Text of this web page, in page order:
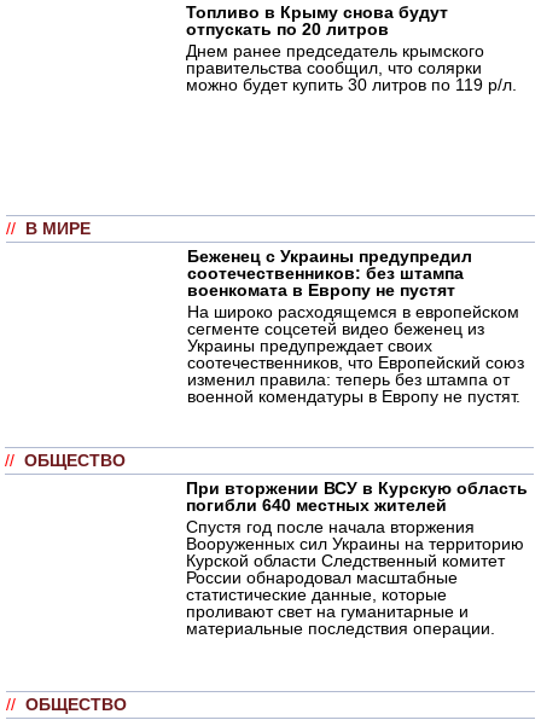
Топливо в Крыму снова будут
отпускать по 20 литров
Днем ранее председатель крымского
правительства сообщил, что солярки
можно будет купить 30 литров по 119 р/л.
// В МИРЕ
Беженец с Украины предупредил
соотечественников: без штампа
военкомата в Европу не пустят
На широко расходящемся в европейском
сегменте соцсетей видео беженец из
Украины предупреждает своих
соотечественников, что Европейский союз
изменил правила: теперь без штампа от
военной комендатуры в Европу не пустят.
// ОБЩЕСТВО
При вторжении ВСУ в Курскую область
погибли 640 местных жителей
Спустя год после начала вторжения
Вооруженных сил Украины на территорию
Курской области Следственный комитет
России обнародовал масштабные
статистические данные, которые
проливают свет на гуманитарные и
материальные последствия операции.
// ОБЩЕСТВО